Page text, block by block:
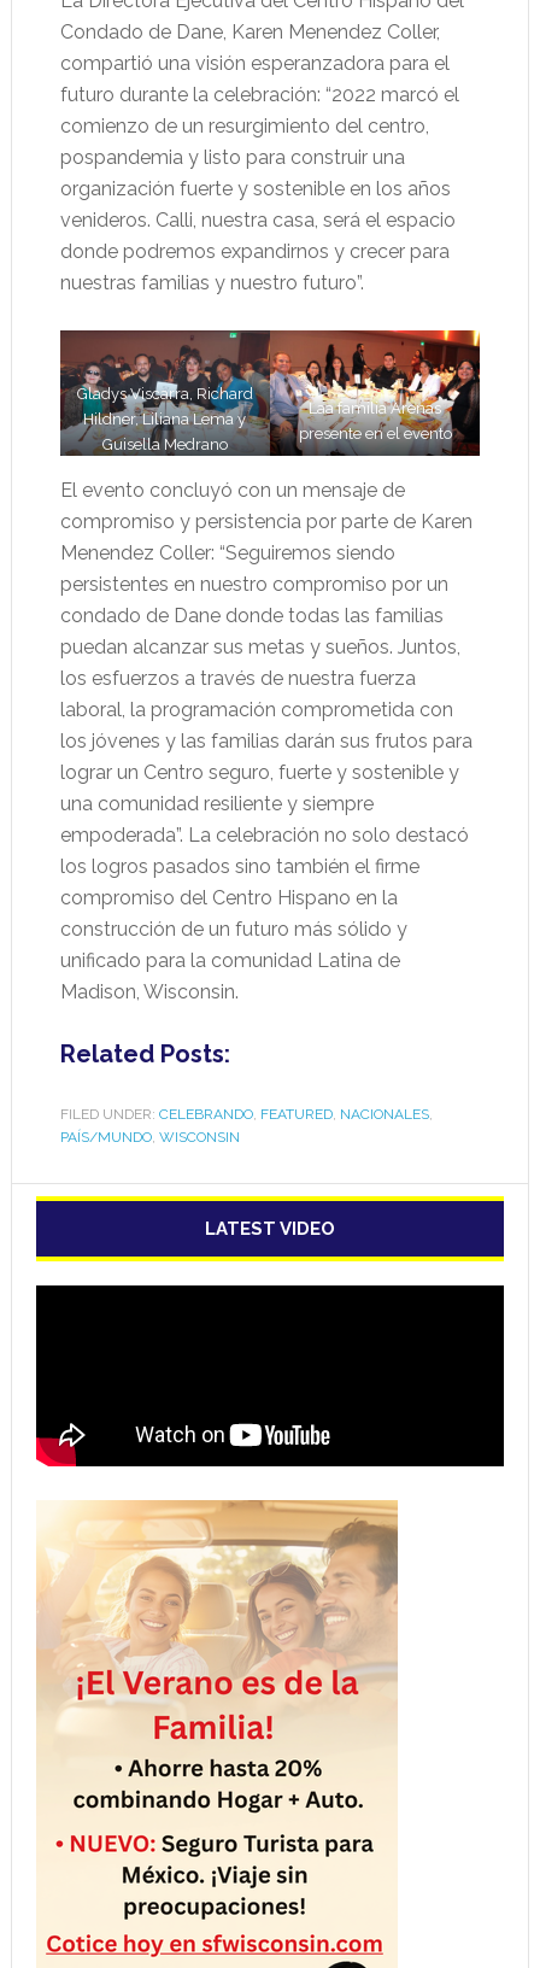
Condado de Dane, Karen Menendez Coller,
compartió una visión esperanzadora para el
futuro durante la celebración: “2022 marcó el
comienzo de un resurgimiento del centro,
pospandemia y listo para construir una
organización fuerte y sostenible en los años
venideros. Calli, nuestra casa, será el espacio
donde podremos expandirnos y crecer para
nuestras familias y nuestro futuro”.
Gladys Viscarra, Richard
Hildner, Liliana Lema y
Guisella Medrano
Laa familia Arenas
presente en el evento
El evento concluyó con un mensaje de
compromiso y persistencia por parte de Karen
Menendez Coller: “Seguiremos siendo
persistentes en nuestro compromiso por un
condado de Dane donde todas las familias
puedan alcanzar sus metas y sueños. Juntos,
los esfuerzos a través de nuestra fuerza
laboral, la programación comprometida con
los jóvenes y las familias darán sus frutos para
lograr un Centro seguro, fuerte y sostenible y
una comunidad resiliente y siempre
empoderada”. La celebración no solo destacó
los logros pasados sino también el firme
compromiso del Centro Hispano en la
construcción de un futuro más sólido y
unificado para la comunidad Latina de
Madison, Wisconsin.
Related Posts:
FILED UNDER: CELEBRANDO, FEATURED, NACIONALES,
PAÍS/MUNDO, WISCONSIN
LATEST VIDEO